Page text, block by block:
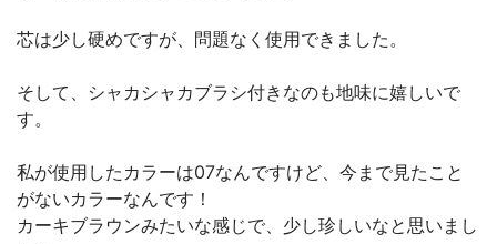
芯は少し硬めですが、問題なく使用できました。
そして、シャカシャカブラシ付きなのも地味に嬉しいで
す。
私が使用したカラーは07なんですけど、今まで見たこと
がないカラーなんです！
カーキブラウンみたいな感じで、少し珍しいなと思いまし